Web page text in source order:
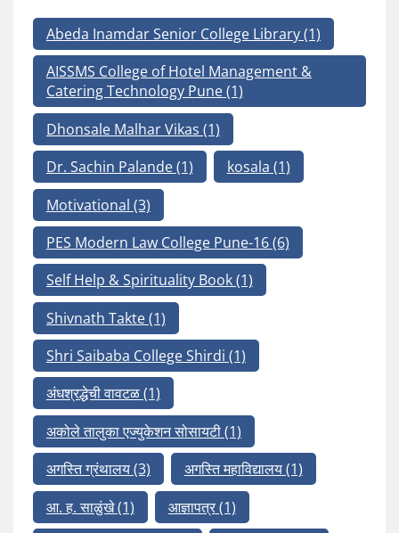
Abeda Inamdar Senior College Library(1)
AISSMS College of Hotel Management &
Catering Technology Pune(1)
Dhonsale Malhar Vikas (1)
Dr. Sachin Palande(1) kosala (1)
Motivational (3)
PES Modern Law College Pune-16(6)
Self Help & Spirituality Book(1)
Shivnath Takte(1)
Shri Saibaba College Shirdi (1)
अंधश्रद्धेची वावटळ(1)
अकोले तालुका एज्युकेशन सोसायटी(1)
अगस्ति ग्रंथालय(3) अगस्ति महाविद्यालय(1)
आ. ह. साळुंखे(1) आज्ञापत्र(1)